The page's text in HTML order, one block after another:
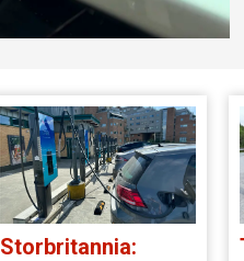
Tatt i kontroll: